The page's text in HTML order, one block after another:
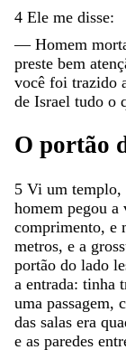
4 Ele me disse:
— Homem
preste bem
você foi trazido
de Israel tudo o
O portão
5 Vi um templo,
homem pegou a
comprimento, e
metros, e a
portão do lado
a entrada: tinha
uma passagem,
das salas era
e as paredes